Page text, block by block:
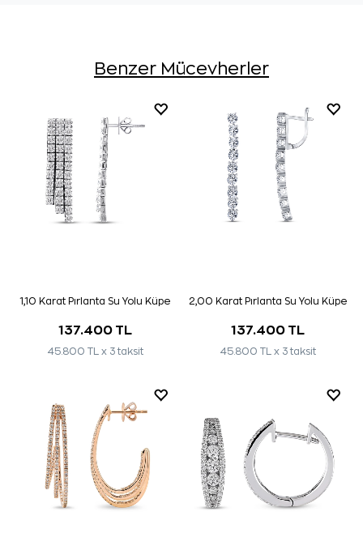
Benzer Mücevherler
1,10 Karat Pırlanta Su Yolu Küpe
137.400 TL
45.800 TL x 3 taksit
2,00 Karat Pırlanta Su Yolu Küpe
137.400 TL
45.800 TL x 3 taksit